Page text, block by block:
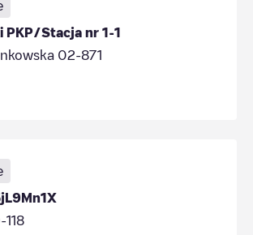
PKP/Stacja nr 1-1
02-871